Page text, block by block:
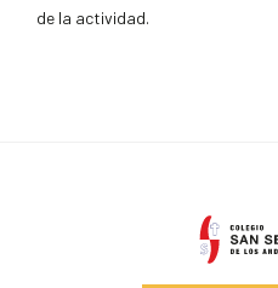
de la actividad.